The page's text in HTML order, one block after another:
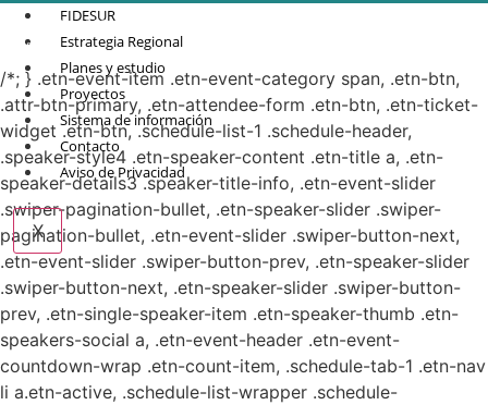
FIDESUR
Estrategia Regional
Planes y estudio
Proyectos
Sistema de información
Contacto
Aviso de Privacidad
X
© Copyright 2021.
Sureste.
/*; } .etn-event-item .etn-event-category span, .etn-btn,
.attr-btn-primary, .etn-attendee-form .etn-btn, .etn-ticket-
widget .etn-btn, .schedule-list-1 .schedule-header,
.speaker-style4 .etn-speaker-content .etn-title a, .etn-
speaker-details3 .speaker-title-info, .etn-event-slider
.swiper-pagination-bullet, .etn-speaker-slider .swiper-
pagination-bullet, .etn-event-slider .swiper-button-next,
.etn-event-slider .swiper-button-prev, .etn-speaker-slider
.swiper-button-next, .etn-speaker-slider .swiper-button-
prev, .etn-single-speaker-item .etn-speaker-thumb .etn-
speakers-social a, .etn-event-header .etn-event-
countdown-wrap .etn-count-item, .schedule-tab-1 .etn-nav
li a.etn-active, .schedule-list-wrapper .schedule-